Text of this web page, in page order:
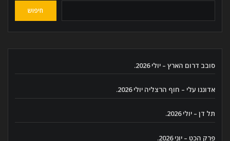
חיפוש
סובב דרום הארץ – יולי 2026.
אדוננו עלי – חוף הרצליה יולי 2026.
תל דן – יולי 2026.
פרק הכט – יוני 2026.